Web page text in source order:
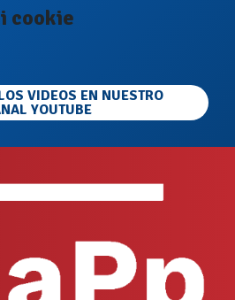
i cookie
VIDEOS EN NUESTRO
YOUTUBE